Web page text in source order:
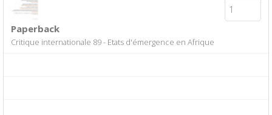
Paperback
Critique internationale 89 - Etats d'émergence en Afrique